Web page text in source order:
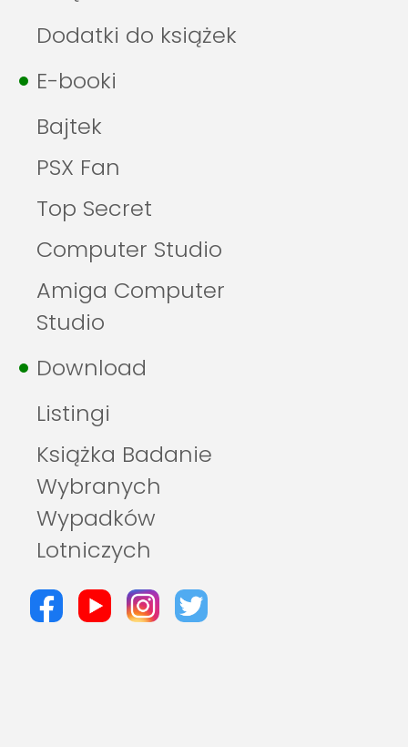
Dodatki do książek
E-booki
Bajtek
PSX Fan
Top Secret
Computer Studio
Amiga Computer
Studio
Download
Listingi
Książka Badanie
Wybranych
Wypadków
Lotniczych